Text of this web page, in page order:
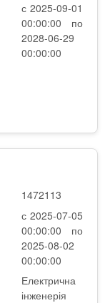
с 2025-09-01
00:00:00 по
2028-06-29
00:00:00
1472113
с 2025-07-05
00:00:00 по
2025-08-02
00:00:00
Електрична
інженерія